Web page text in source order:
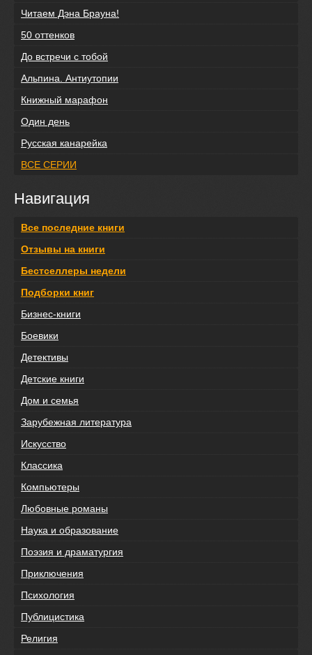
Читаем Дэна Брауна!
50 оттенков
До встречи с тобой
Альпина. Антиутопии
Книжный марафон
Один день
Русская канарейка
ВСЕ СЕРИИ
Навигация
Все последние книги
Отзывы на книги
Бестселлеры недели
Подборки книг
Бизнес-книги
Боевики
Детективы
Детские книги
Дом и семья
Зарубежная литература
Искусство
Классика
Компьютеры
Любовные романы
Наука и образование
Поэзия и драматургия
Приключения
Психология
Публицистика
Религия